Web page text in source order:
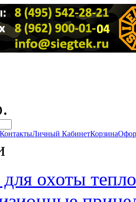
КонтактыЛичный КабинетКорзина
охоты